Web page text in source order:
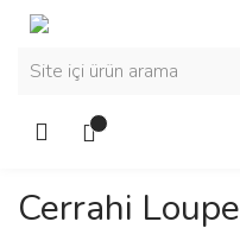
Cerrahi Loupe